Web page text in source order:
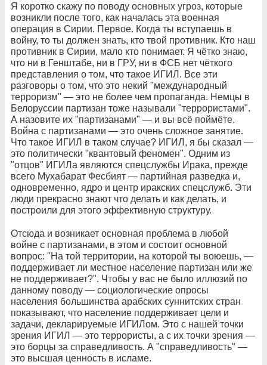
Я коротко скажу по поводу основных угроз, которые
возникли после того, как началась эта военная
операция в Сирии. Первое. Когда ты вступаешь в
войну, то ты должен знать, кто твой противник. Кто наш
противник в Сирии, мало кто понимает. Я чётко знаю,
что ни в Генштабе, ни в ГРУ, ни в ФСБ нет чёткого
представления о том, что такое ИГИЛ. Все эти
разговоры о том, что это некий "международный
терроризм" — это не более чем пропаганда. Немцы в
Белоруссии партизан тоже называли "террористами".
А назовите их "партизанами" — и вы всё поймёте.
Война с партизанами — это очень сложное занятие.
Что такое ИГИЛ в таком случае? ИГИЛ, я бы сказал —
это политически "квантовый феномен". Одним из
"отцов" ИГИЛа являются спецслужбы Ирака, прежде
всего Мухабарат Фесбият — партийная разведка и,
одновременно, ядро и центр иракских спецслужб. Эти
люди прекрасно знают что делать и как делать, и
построили для этого эффективную структуру.
Отсюда и возникает основная проблема в любой
войне с партизанами, в этом и состоит основной
вопрос: "На той территории, на которой ты воюешь, —
поддерживает ли местное население партизан или же
не поддерживает?". Чтобы у вас не было иллюзий по
данному поводу — социологические опросы
населения большинства арабских суннитских стран
показывают, что население поддерживает цели и
задачи, декларируемые ИГИЛом. Это с нашей точки
зрения ИГИЛ — это террористы, а с их точки зрения —
это борцы за справедливость. А "справедливость" —
это высшая ценность в исламе.